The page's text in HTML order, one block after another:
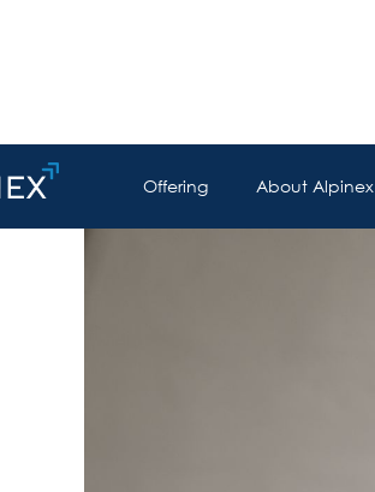
Offering About Alpinex